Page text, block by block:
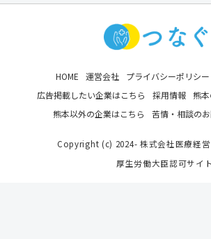
HOME 運営会社 プライバシーポリシー
広告掲載したい企業はこちら
採用情報 熊
熊本以外の企業はこちら
苦情・相談の
Copyright (c) 2024- 株式会社医療経
厚生労働大臣認可サイト